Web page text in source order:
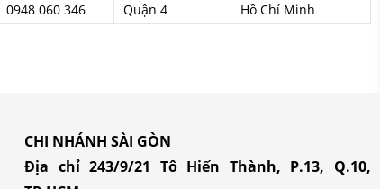
0948 060 346 Quận 4 Hồ Chí Minh
CHI NHÁNH SÀI GÒN
Địa chỉ 243/9/21 Tô Hiến Thành, P.13, Q.10,